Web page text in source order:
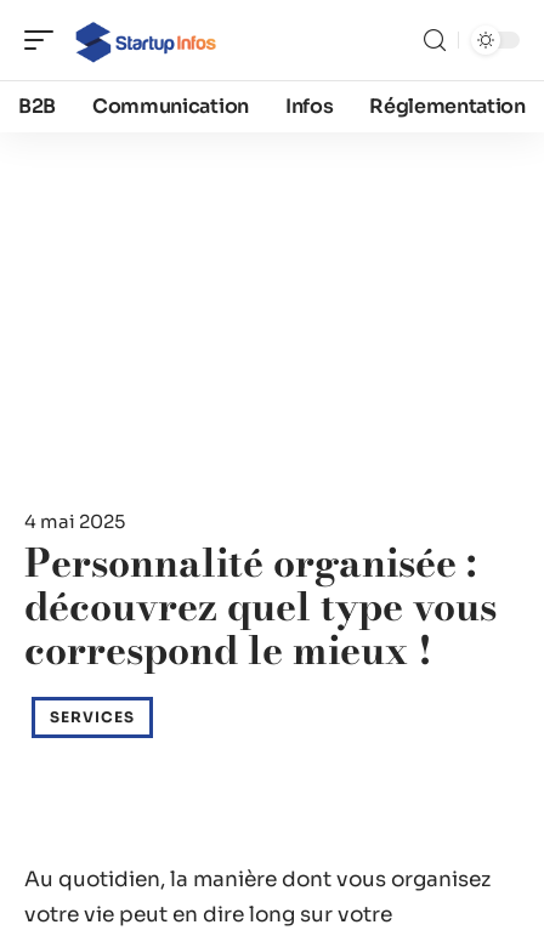
B2B Communication Infos Réglementation
4 mai 2025
Personnalité organisée :
découvrez quel type vous
correspond le mieux !
SERVICES
Au quotidien, la manière dont vous organisez
votre vie peut en dire long sur votre